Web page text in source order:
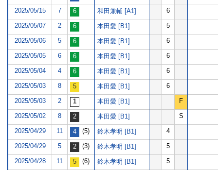
2025/05/15 7 和田兼輔 [A1] 6
2025/05/07 2 本田愛 [B1] 5
2025/05/06 5 本田愛 [B1] 6
2025/05/05 6 本田愛 [B1] 6
2025/05/04 4 本田愛 [B1] 6
2025/05/03 8 本田愛 [B1] 6
2025/05/03 2 本田愛 [B1] F
2025/05/02 8 本田愛 [B1] S
2025/04/29 11 (5) 鈴木孝明 [B1] 4
2025/04/29 5 (3) 鈴木孝明 [B1] 5
2025/04/28 11 (6) 鈴木孝明 [B1] 5